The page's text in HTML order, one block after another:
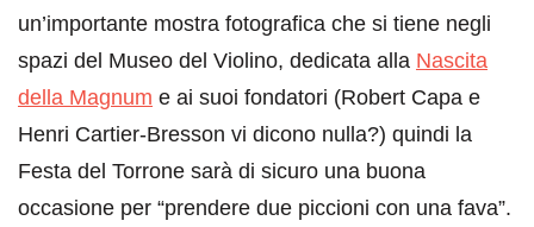
un’importante mostra fotografica che si tiene negli
spazi del Museo del Violino, dedicata alla Nascita
della Magnum e ai suoi fondatori (Robert Capa e
Henri Cartier-Bresson vi dicono nulla?) quindi la
Festa del Torrone sarà di sicuro una buona
occasione per “prendere due piccioni con una fava”.